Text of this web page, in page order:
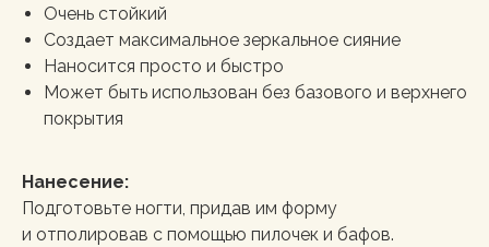
Очень стойкий
Создает максимальное зеркальное сияние
Наносится просто и быстро
Может быть использован без базового и верхнего
покрытия
Нанесение:
Подготовьте ногти, придав им форму
и отполировав с помощью пилочек и бафов.